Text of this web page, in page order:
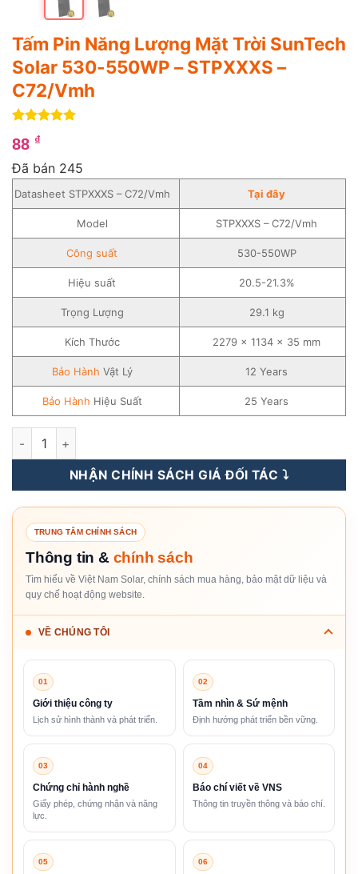
Tấm Pin Năng Lượng Mặt Trời SunTech
Solar 530-550WP – STPXXXS –
C72/Vmh
trên 5
dựa trên
88 ₫
Đã bán 245
Datasheet STPXXXS – C72/Vmh Tại đây
Model STPXXXS – C72/Vmh
Công suất 530-550WP
Hiệu suất 20.5-21.3%
Trọng Lượng 29.1 kg
Kích Thước 2279 × 1134 × 35 mm
Bảo Hành Vật Lý 12 Years
Bảo Hành Hiệu Suất 25 Years
Tấm Pin Năng Lượng Mặt Trời SunTech Solar 530-550WP -
NHẬN CHÍNH SÁCH GIÁ ĐỐI TÁC ⤵️
TRUNG TÂM CHÍNH SÁCH
Thông tin & chính sách
Tìm hiểu về Việt Nam Solar, chính sách mua hàng, bảo mật dữ liệu và
quy chế hoạt động website.
VỀ CHÚNG TÔI
01
Giới thiệu công ty
Lịch sử hình thành và phát triển.
02
Tầm nhìn & Sứ mệnh
Định hướng phát triển bền vững.
03
Chứng chỉ hành nghề
Giấy phép, chứng nhận và năng
lực.
04
Báo chí viết về VNS
Thông tin truyền thông và báo chí.
05 06